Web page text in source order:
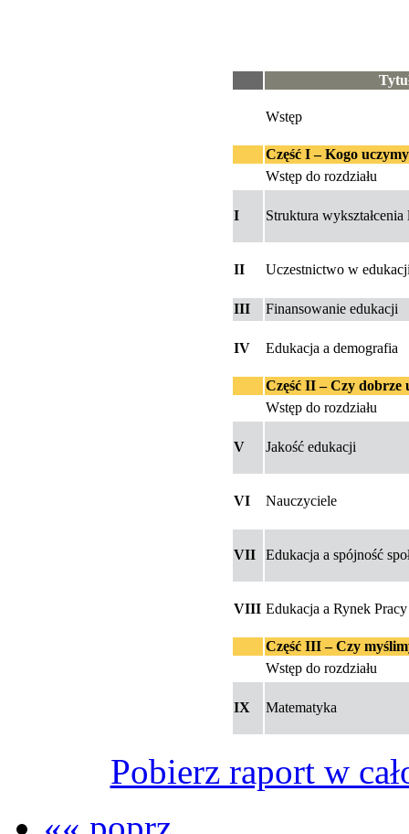
Wstęp
Część I – Kogo
Wstęp do rozdziału
I Struktura
II Uczestnictwo w
III Finansowanie edukacji
IV Edukacja a demografia
Część II – Czy dobrze
Wstęp do rozdziału
V Jakość edukacji
VI Nauczyciele
VII Edukacja a spójność
VIII Edukacja a Rynek Pracy
Część III – Czy
Wstęp do rozdziału
IX Matematyka
Pobierz raport w